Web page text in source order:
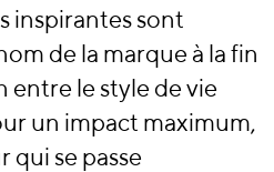
inspirantes sont
de la marque à la fin
entre le style de vie
un impact maximum,
se passe